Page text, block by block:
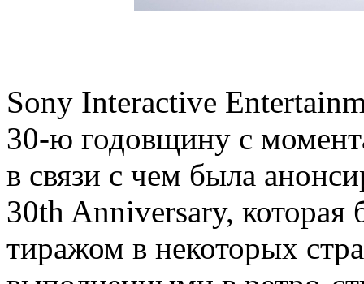
Sony Interactive
30-ю годовщину с
в связи с чем была
30th Anniversary,
тиражом в некоторых